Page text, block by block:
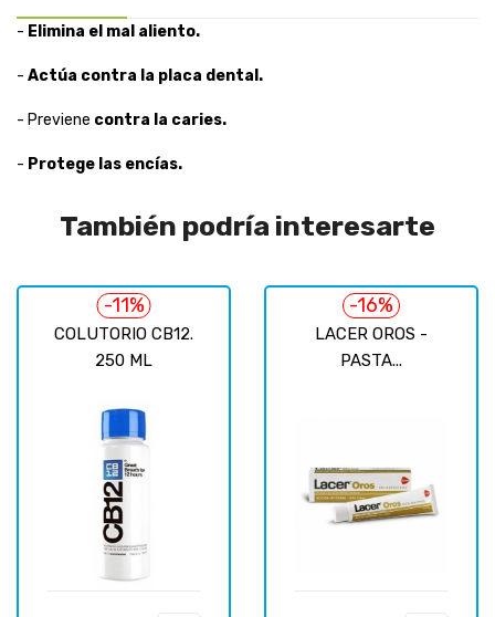
- Elimina el mal aliento.
- Actúa contra la placa dental.
- Previene contra la caries.
- Protege las encías.
También podría interesarte
COLUTORIO CB12.
250 ML
-11%
LACER OROS -
PASTA...
-16%